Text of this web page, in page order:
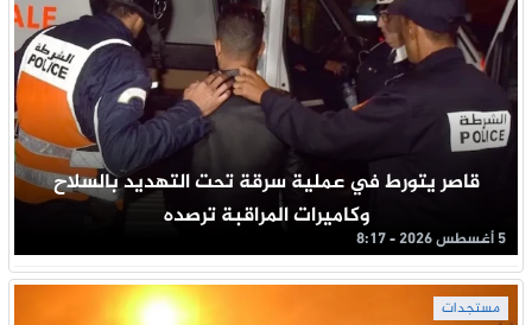
قاصر يتورط في عملية سرقة تحت التهديد بالسلاح
وكاميرات المراقبة ترصده
5 أغسطس 2026 - 8:17
مستجدات